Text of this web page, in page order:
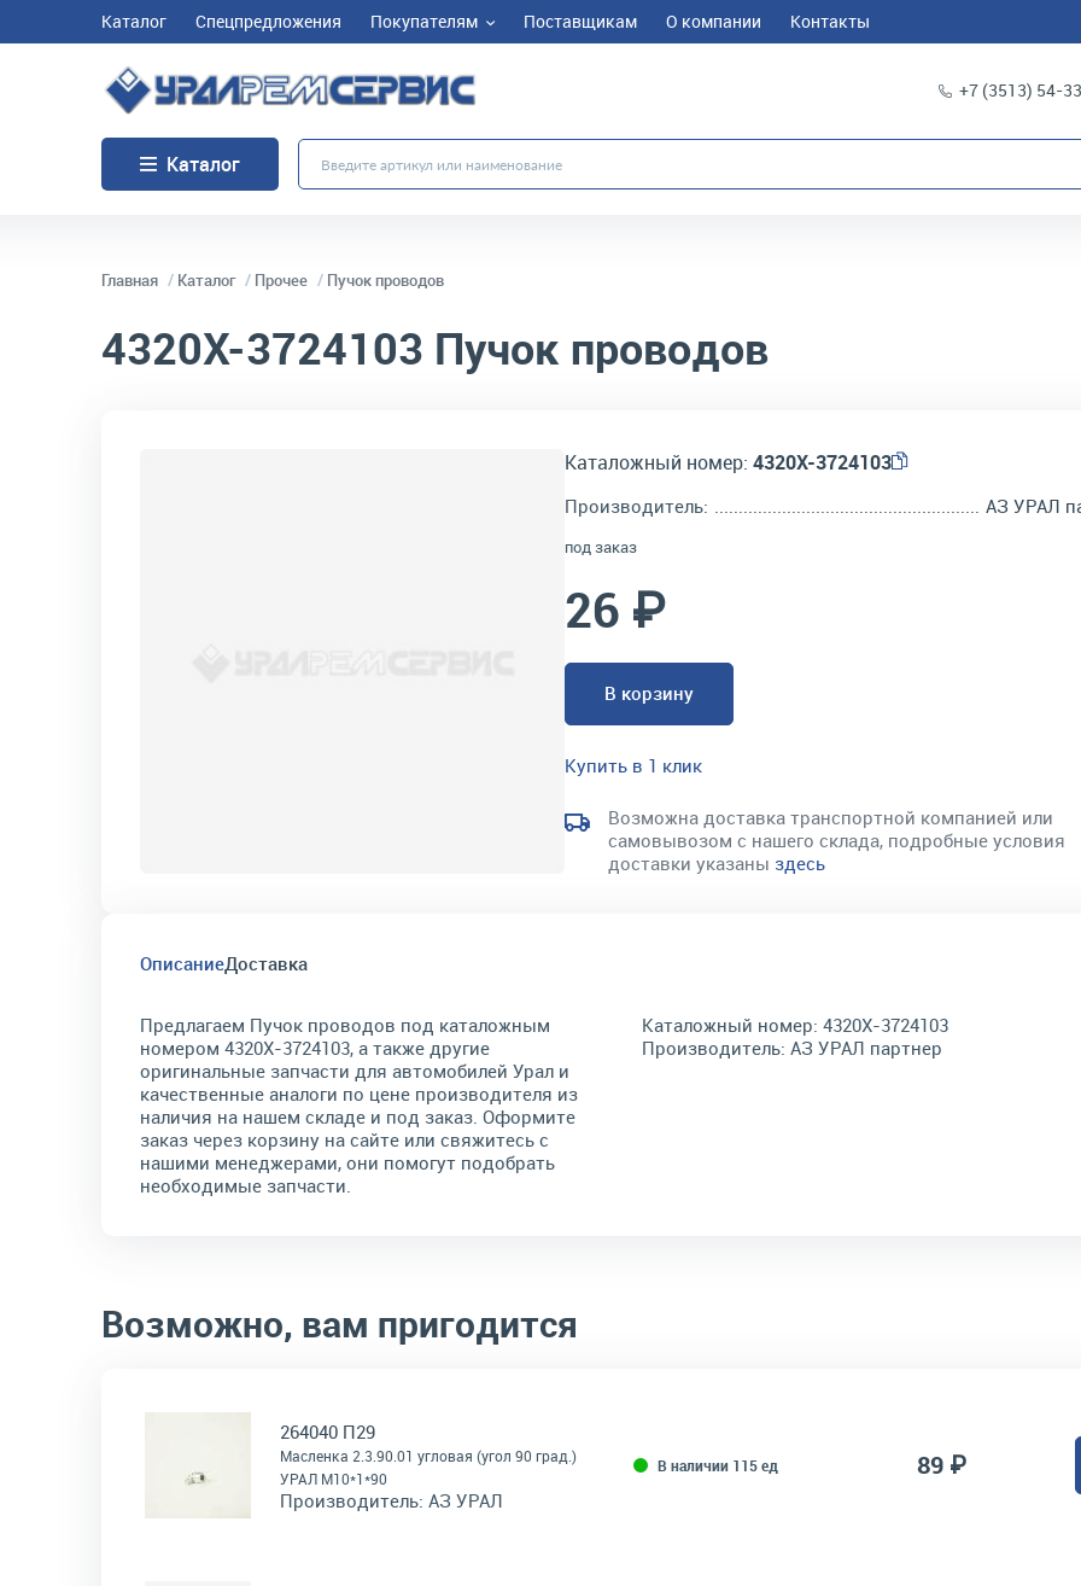
Каталог Спецпредложения Покупателям Поставщикам О компании Контакты
+7 (3513) 54-
Каталог
Главная Каталог Прочее Пучок проводов
4320Х-3724103 Пучок проводов
Каталожный номер: 4320Х-3724103
Производитель: АЗ УРАЛ
под заказ
26 ₽
В корзину
Купить в 1 клик
Возможна доставка транспортной компанией или
самовывозом с нашего склада, подробные условия
доставки указаны здесь
ОписаниеДоставка
Предлагаем Пучок проводов под каталожным
номером 4320Х-3724103, а также другие
оригинальные запчасти для автомобилей Урал и
качественные аналоги по цене производителя из
наличия на нашем складе и под заказ. Оформите
заказ через корзину на сайте или свяжитесь с
нашими менеджерами, они помогут подобрать
необходимые запчасти.
Каталожный номер: 4320Х-3724103
Производитель: АЗ УРАЛ партнер
Возможно, вам пригодится
264040 П29
Масленка 2.3.90.01 угловая (угол 90 град.)
УРАЛ М10*1*90
Производитель: АЗ УРАЛ
В наличии 115 ед 89 ₽